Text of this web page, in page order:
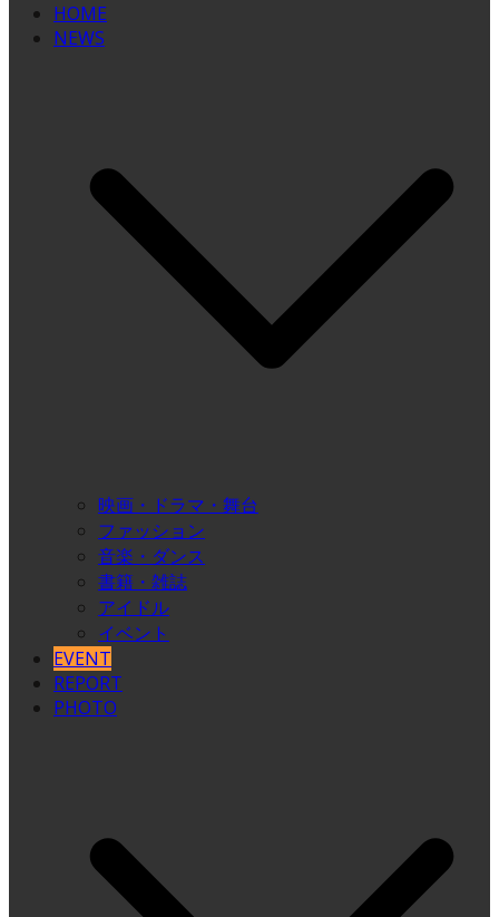
HOME
NEWS
映画・ドラマ・舞台
ファッション
音楽・ダンス
書籍・雑誌
アイドル
イベント
EVENT
REPORT
PHOTO